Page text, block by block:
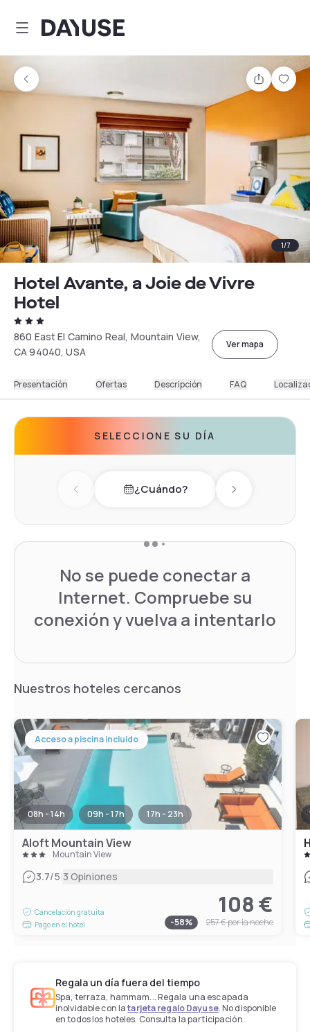
Dayuse
1/7
Hotel Avante, a Joie de Vivre
Hotel
860 East El Camino Real, Mountain View,
CA 94040, USA
Ver mapa
Presentación Ofertas Descripción FAQ
SELECCIONE SU DÍA
Previous day¿Cuándo? Next day
No se puede conectar a
Internet. Compruebe su
conexión y vuelva a intentarlo
Nuestros hoteles cercanos
Acceso a piscina incluido
08h - 14h 09h - 17h 17h - 23h
Aloft Mountain View
Mountain View
3.7/5|3 Opiniones
Cancelación gratuita
Pago en el hotel
108 €
-58% 257 €por la noche
Regala un día fuera del tiempo
Spa, terraza, hammam... Regala una escapada
inolvidable con latarjeta regalo Dayuse. No disponible
en todos los hoteles. Consulta la participación.